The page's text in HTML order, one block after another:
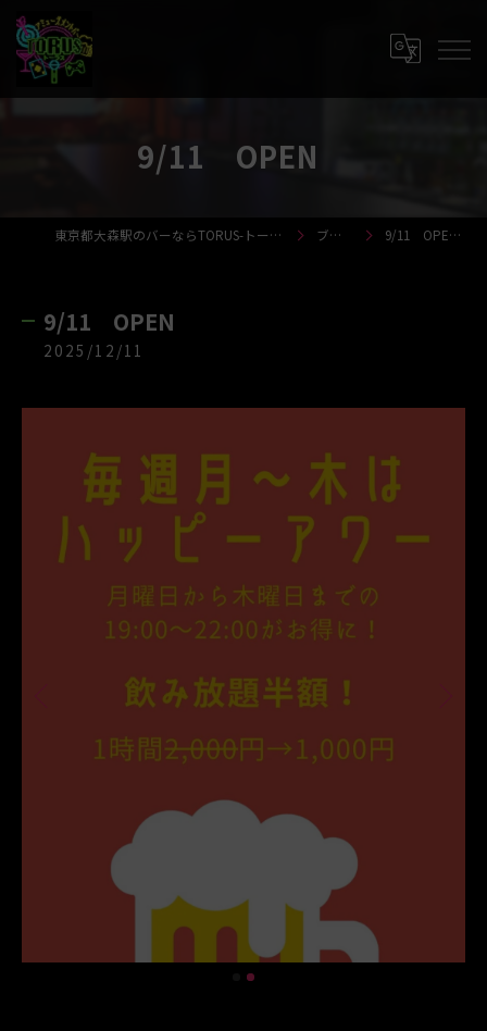
9/11 OPEN
東京都大森駅のバーならTORUS-トーラス- ブログ 9/11 OPEN
9/11 OPEN
2025/12/11